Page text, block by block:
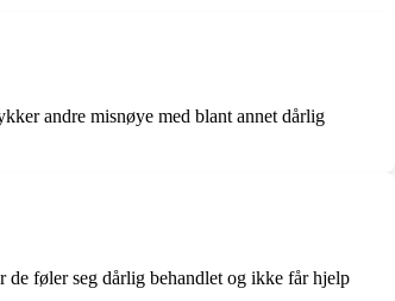
andre misnøye med blant annet dårlig
føler seg dårlig behandlet og ikke får hjelp